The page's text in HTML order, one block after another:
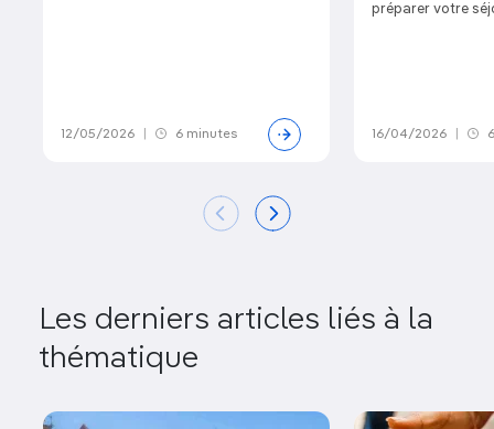
12/05/2026 6 minutes
préparer votre
16/04/2026
Les derniers articles liés à la
thématique